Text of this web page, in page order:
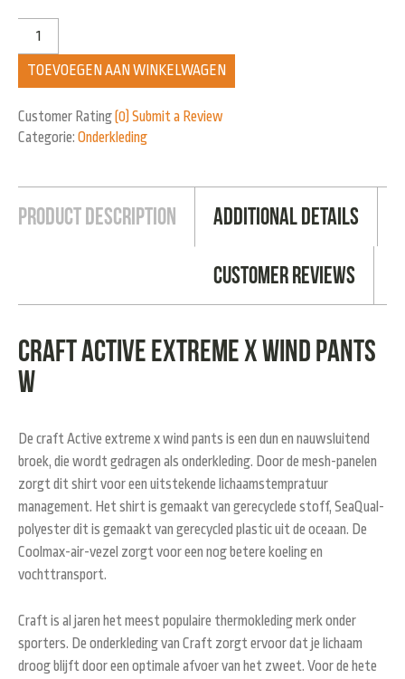
TOEVOEGEN AAN WINKELWAGEN
Customer Rating(0) Submit a Review
Categorie: Onderkleding
Product Description Additional Details
Customer Reviews
Craft Active Extreme X wind pants
W
De craft Active extreme x wind pants is een dun en nauwsluitend
broek, die wordt gedragen als onderkleding. Door de mesh-panelen
zorgt dit shirt voor een uitstekende lichaamstempratuur
management. Het shirt is gemaakt van gerecyclede stoff, SeaQual-
polyester dit is gemaakt van gerecycled plastic uit de oceaan. De
Coolmax-air-vezel zorgt voor een nog betere koeling en
vochttransport.
Craft is al jaren het meest populaire thermokleding merk onder
sporters. De onderkleding van Craft zorgt ervoor dat je lichaam
droog blijft door een optimale afvoer van het zweet. Voor de hete